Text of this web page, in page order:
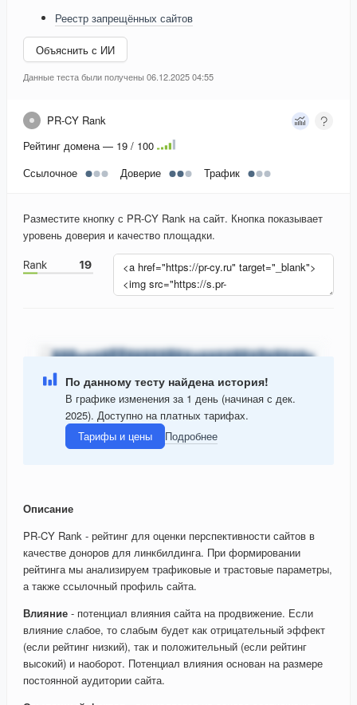
Реестр запрещённых сайтов
Объяснить с ИИ
Данные теста были получены 06.12.2025 04:55
PR-CY Rank
Рейтинг домена — 19 / 100
Ссылочное
Доверие Трафик
Разместите кнопку с PR-CY Rank на сайт. Кнопка показывает
уровень доверия и качество площадки.
По данному тесту найдена история!
В графике изменения за 1 день (начиная с дек.
2025). Доступно на платных тарифах.
Тарифы и цены
Подробнее
Описание
PR-CY Rank - рейтинг для оценки перспективности сайтов в
качестве доноров для линкбилдинга. При формировании
рейтинга мы анализируем трафиковые и трастовые параметры,
а также ссылочный профиль сайта.
Влияние - потенциал влияния сайта на продвижение. Если
влияние слабое, то слабым будет как отрицательный эффект
(если рейтинг низкий), так и положительный (если рейтинг
высокий) и наоборот. Потенциал влияния основан на размере
постоянной аудитории сайта.